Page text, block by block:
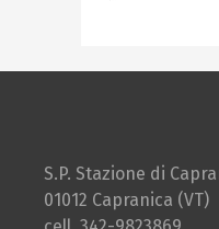
S.P. Stazione di
01012 Capranica (VT)